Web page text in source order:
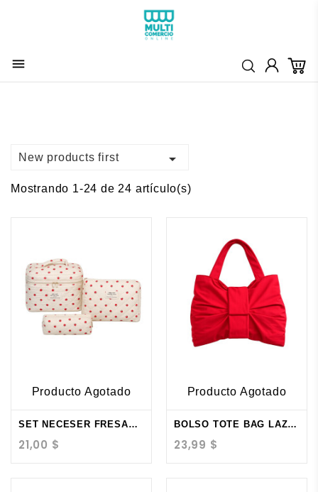

New products first 
Mostrando 1-24 de 24 artículo(s)
Producto Agotado
SET NECESER FRESAS...
21,00 $
Producto Agotado
BOLSO TOTE BAG LAZO...
23,99 $